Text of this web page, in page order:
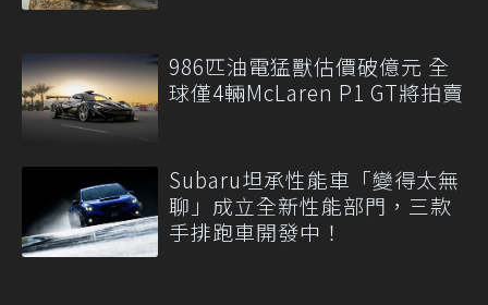
986匹油電猛獸估價破億元 全
球僅4輛McLaren P1 GT將拍賣
Subaru坦承性能車「變得太無
聊」成立全新性能部門，三款
手排跑車開發中！